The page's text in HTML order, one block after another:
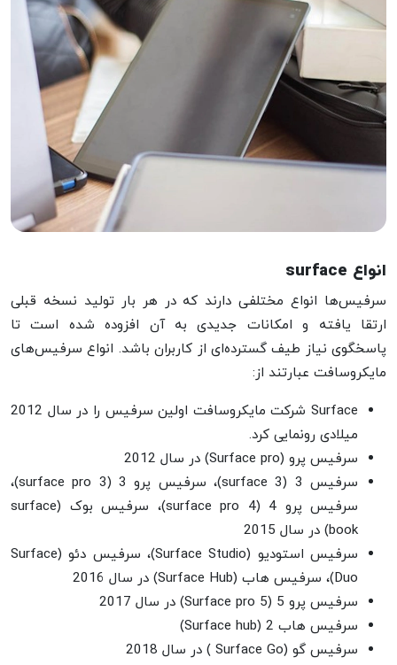
انواع surface
سرفیس‌ها انواع مختلفی دارند که در هر بار تولید نسخه قبلی
ارتقا یافته و امکانات جدیدی به آن افزوده شده است تا
پاسخگوی نیاز طیف گسترده‌ای از کاربران باشد. انواع سرفیس‌های
مایکروسافت عبارتند از:
Surface شرکت مایکروسافت اولین سرفیس را در سال 2012
میلادی رونمایی کرد.
سرفیس پرو (Surface pro) در سال 2012
سرفیس 3 (surface 3)، سرفیس پرو 3 (surface pro 3)،
سرفیس پرو 4 (surface pro 4)، سرفیس بوک (surface
book) در سال 2015
سرفیس استودیو (Surface Studio)، سرفیس دئو (Surface
Duo)، سرفیس هاب (Surface Hub) در سال 2016
سرفیس پرو 5 (Surface pro 5) در سال 2017
سرفیس هاب 2 (Surface hub)
سرفیس گو (Surface Go ) در سال 2018